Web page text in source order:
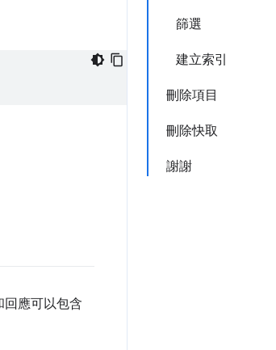
篩選
建立索引
刪除項目
刪除快取
謝謝
回應可以包含